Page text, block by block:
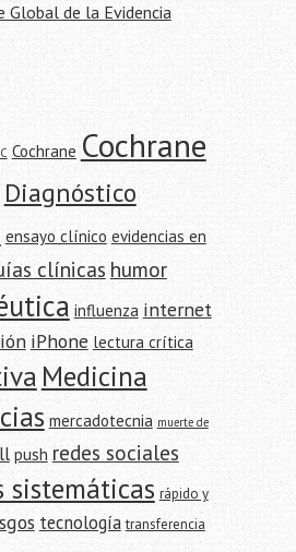
Global de la Evidencia
Cochrane Cochrane
Diagnóstico
ensayo clínico evidencias en
clínicas humor
influenza internet
iPhone lectura crítica
Medicina
mercadotecnia muerte de
push redes sociales
sistemáticas rápido y
tecnología transferencia